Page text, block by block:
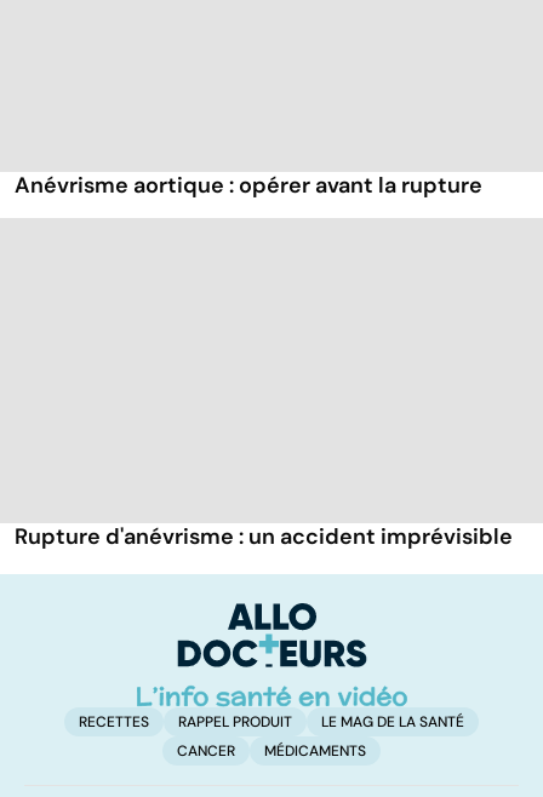
Anévrisme aortique : opérer avant la rupture
Rupture d'anévrisme : un accident imprévisible
RECETTES RAPPEL PRODUIT
LE MAG DE LA SANTÉ
CANCER
MÉDICAMENTS